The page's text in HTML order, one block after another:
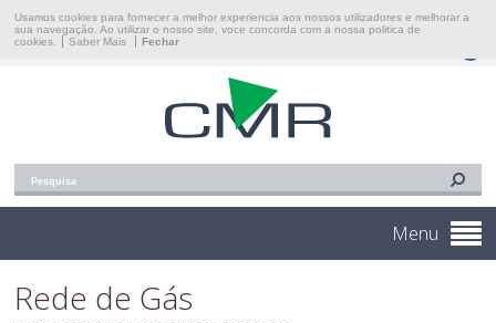
Usamos cookies para fornecer a melhor experiencia aos nossos utilizadores e melhorar a
sua navegação. Ao utilizar o nosso site, voce concorda com a nossa politica de
cookies.
Saber Mais Fechar
Início
Áreas De Intervenção
Portfólio
Construções Martins & Reis, Lda
Menu
Rede de Gás